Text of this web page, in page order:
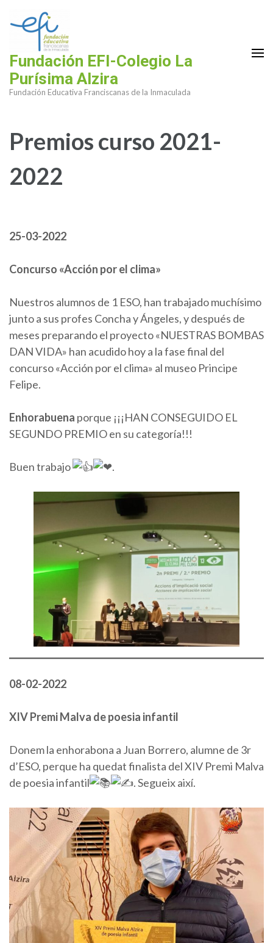
contenido
(presiona
tecla
Fundación EFI-Colegio La
Purísima Alzira
Fundación Educativa Franciscanas de la Inmaculada
Premios curso 2021-
2022
25-03-2022
Concurso «Acción por el clima»
Nuestros alumnos de 1 ESO, han trabajado muchísimo
junto a sus profes Concha y Ángeles, y después de
meses preparando el proyecto «NUESTRAS BOMBAS
DAN VIDA» han acudido hoy a la fase final del
concurso «Acción por el clima» al museo Principe
Felipe.
Enhorabuena porque ¡¡¡HAN CONSEGUIDO EL
SEGUNDO PREMIO en su categoría!!!
Buen trabajo .
08-02-2022
XIV Premi Malva de poesia infantil
Donem la enhorabona a Juan Borrero, alumne de 3r
d’ESO, perque ha quedat finalista del XIV Premi Malva
de poesia infantil
. Segueix així.